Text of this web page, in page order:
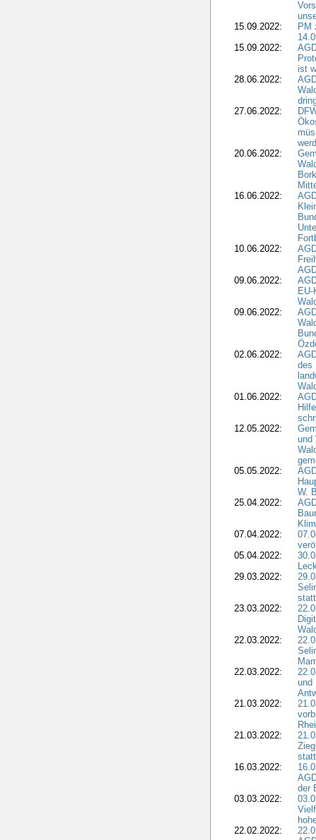
15.09.2022:
PM
15.09.2022:
ist
28.06.2022:
27.06.2022:
20.06.2022:
16.06.2022:
10.06.2022:
09.06.2022:
09.06.2022:
02.06.2022:
des
01.06.2022:
12.05.2022:
und
05.05.2022:
W.
25.04.2022:
07.04.2022:
05.04.2022:
29.03.2022:
23.03.2022:
22.03.2022:
22.03.2022:
und
21.03.2022:
21.03.2022:
16.03.2022:
der
03.03.2022:
22.02.2022: